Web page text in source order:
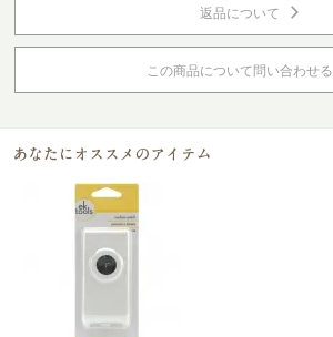
返品について
この商品について問い合わせる